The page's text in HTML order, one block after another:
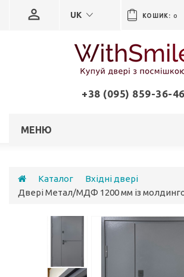
КОШИК: 0
UK
+38 (095) 859-36-46
МЕНЮ
Каталог
Вхідні двері
Двері Метал/МДФ 1200 мм із